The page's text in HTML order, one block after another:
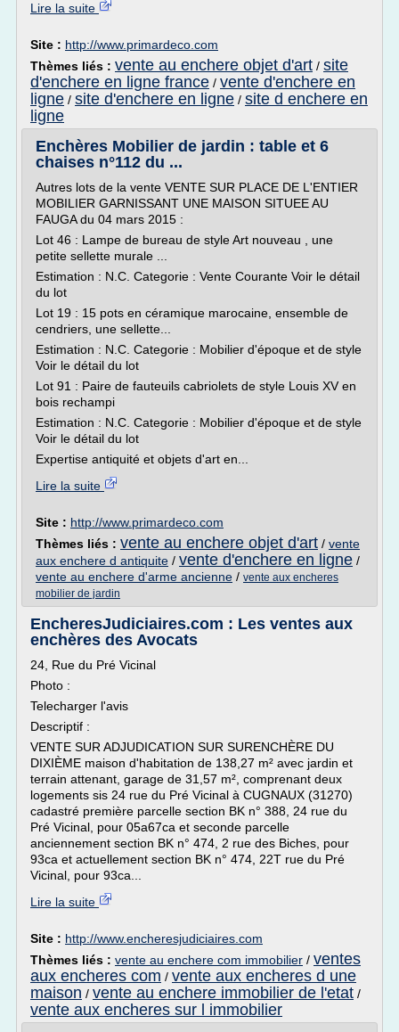
Lire la suite
Site : http://www.primardeco.com
Thèmes liés : vente au enchere objet d'art / site
d'enchere en ligne france / vente d'enchere en
ligne / site d'enchere en ligne / site d enchere en
ligne
Enchères Mobilier de jardin : table et 6
chaises n°112 du ...
Autres lots de la vente VENTE SUR PLACE DE L'ENTIER
MOBILIER GARNISSANT UNE MAISON SITUEE AU
FAUGA du 04 mars 2015 :
Lot 46 : Lampe de bureau de style Art nouveau , une
petite sellette murale ...
Estimation : N.C. Categorie : Vente Courante Voir le détail
du lot
Lot 19 : 15 pots en céramique marocaine, ensemble de
cendriers, une sellette...
Estimation : N.C. Categorie : Mobilier d'époque et de style
Voir le détail du lot
Lot 91 : Paire de fauteuils cabriolets de style Louis XV en
bois rechampi
Estimation : N.C. Categorie : Mobilier d'époque et de style
Voir le détail du lot
Expertise antiquité et objets d'art en...
Lire la suite
Site : http://www.primardeco.com
Thèmes liés : vente au enchere objet d'art / vente
aux enchere d antiquite / vente d'enchere en ligne /
vente au enchere d'arme ancienne / vente aux encheres
mobilier de jardin
EncheresJudiciaires.com : Les ventes aux
enchères des Avocats
24, Rue du Pré Vicinal
Photo :
Telecharger l'avis
Descriptif :
VENTE SUR ADJUDICATION SUR SURENCHÈRE DU
DIXIÈME maison d'habitation de 138,27 m² avec jardin et
terrain attenant, garage de 31,57 m², comprenant deux
logements sis 24 rue du Pré Vicinal à CUGNAUX (31270)
cadastré première parcelle section BK n° 388, 24 rue du
Pré Vicinal, pour 05a67ca et seconde parcelle
anciennement section BK n° 474, 2 rue des Biches, pour
93ca et actuellement section BK n° 474, 22T rue du Pré
Vicinal, pour 93ca...
Lire la suite
Site : http://www.encheresjudiciaires.com
Thèmes liés : vente au enchere com immobilier / ventes
aux encheres com / vente aux encheres d une
maison / vente au enchere immobilier de l'etat /
vente aux encheres sur l immobilier